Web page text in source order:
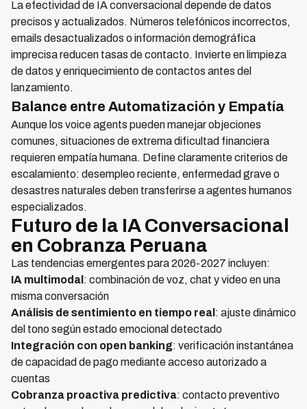
La efectividad de IA conversacional depende de datos
precisos y actualizados. Números telefónicos incorrectos,
emails desactualizados o información demográfica
imprecisa reducen tasas de contacto. Invierte en limpieza
de datos y enriquecimiento de contactos antes del
lanzamiento.
Balance entre Automatización y Empatía
Aunque los voice agents pueden manejar objeciones
comunes, situaciones de extrema dificultad financiera
requieren empatía humana. Define claramente criterios de
escalamiento: desempleo reciente, enfermedad grave o
desastres naturales deben transferirse a agentes humanos
especializados.
Futuro de la IA Conversacional
en Cobranza Peruana
Las tendencias emergentes para 2026-2027 incluyen:
IA multimodal : combinación de voz, chat y video en una
misma conversación
Análisis de sentimiento en tiempo real : ajuste dinámico
del tono según estado emocional detectado
Integración con open banking: verificación instantánea
de capacidad de pago mediante acceso autorizado a
cuentas
Cobranza proactiva predictiva: contacto preventivo